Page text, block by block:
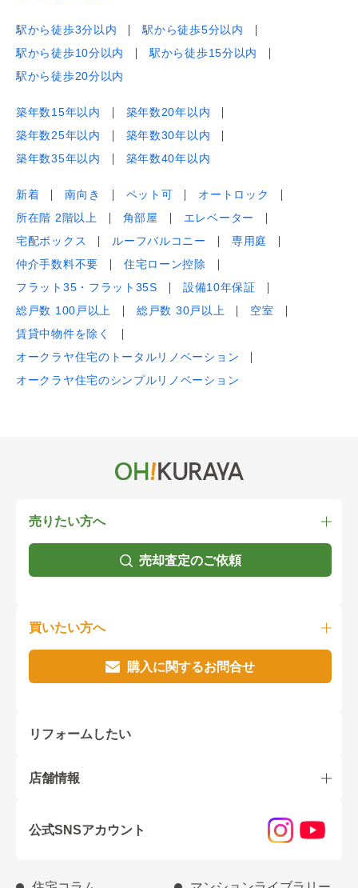
駅から徒歩3分以内
駅から徒歩5分以内
駅から徒歩10分以内
駅から徒歩15分以内
駅から徒歩20分以内
築年数15年以内
築年数20年以内
築年数25年以内
築年数30年以内
築年数35年以内
築年数40年以内
新着 南向き ペット可
オートロック
所在階 2階以上
角部屋
エレベーター
宅配ボックス
ルーフバルコニー
専用庭
仲介手数料不要
住宅ローン控除
フラット35・フラット35S
設備10年保証
総戸数 100戸以上
総戸数 30戸以上
空室
賃貸中物件を除く
オークラヤ住宅のトータルリノベーション
オークラヤ住宅のシンプルリノベーション
売りたい方へ
売却査定のご依頼
買いたい方へ
購入に関するお問合せ
リフォームしたい
店舗情報
公式SNSアカウント